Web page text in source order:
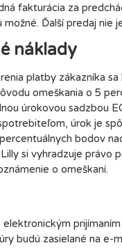
fakturácia za
Ďalší predaj nie
náklady
platby zákazníka sa
omeškania o 5
úrokovou sadzbou
úrok je
bodov
si vyhradzuje právo
o omeškaní.
elektronickým
budú zasielané na e-